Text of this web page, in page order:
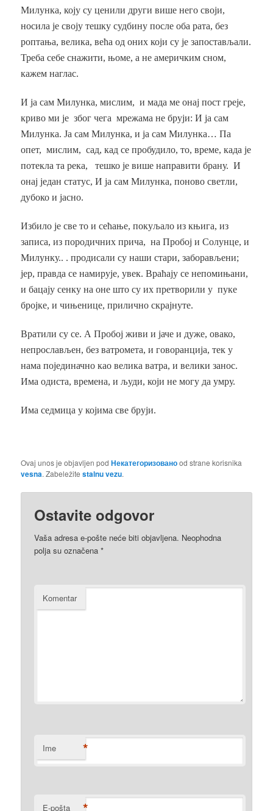
Милунка, коју су ценили други више него своји,
носила је своју тешку судбину после оба рата, без
роптања, велика, већа од оних који су је запостављали.
Треба себе снажити, њоме, а не америчким сном,
кажем наглас.
И ја сам Милунка, мислим, и мада ме онај пост греје,
криво ми је због чега мрежама не бруји: И ја сам
Милунка. Ја сам Милунка, и ја сам Милунка… Па
опет, мислим, сад, кад се пробудило, то, време, када је
потекла та река, тешко је више направити брану. И
онај један статус, И ја сам Милунка, поново светли,
дубоко и јасно.
Избило је све то и сећање, покуљало из књига, из
записа, из породичних прича, на Пробој и Солунце, и
Милунку.. . продисали су наши стари, заборављени;
јер, правда се намирује, увек. Враћају се непомињани,
и бацају сенку на оне што су их претворили у пуке
бројке, и чињенице, прилично скрајнуте.
Вратили су се. А Пробој живи и јаче и дуже, овако,
непрослављен, без ватромета, и говоранција, тек у
нама појединачно као велика ватра, и велики занос.
Има одиста, времена, и људи, који не могу да умру.
Има седмица у којима све бруји.
Ovaj unos je objavljen podНекатегоризованоod strane korisnika
vesna. Zabeležitestalnu vezu.
Ostavite odgovor
Vaša adresa e-pošte neće biti objavljena. Neophodna
polja su označena*
Komentar
Ime *
E-pošta